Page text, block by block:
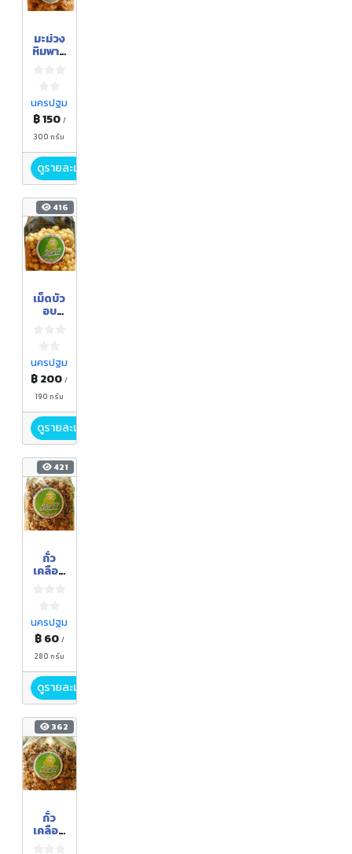
มะม่วง
หิมพาน
นครปฐม
฿ 150 /
300 กรัม
ดูรายละเอียด
416
เม็ดบัว
อบ
นครปฐม
฿ 200/
190 กรัม
ดูรายละเอียด
421
ถั่ว
เคลือบ
นครปฐม
฿ 60 /
280 กรัม
ดูรายละเอียด
362
ถั่ว
เคลือบ